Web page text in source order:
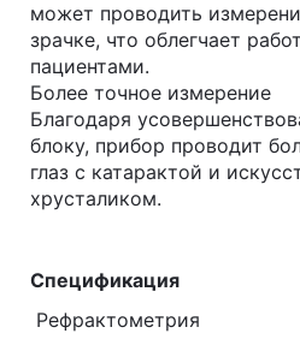
может проводить
зрачке, что облегчает
пациентами.
Более точное измерение
Благодаря
блоку, прибор проводит
глаз с катарактой и
хрусталиком.
Спецификация
Рефрактометрия